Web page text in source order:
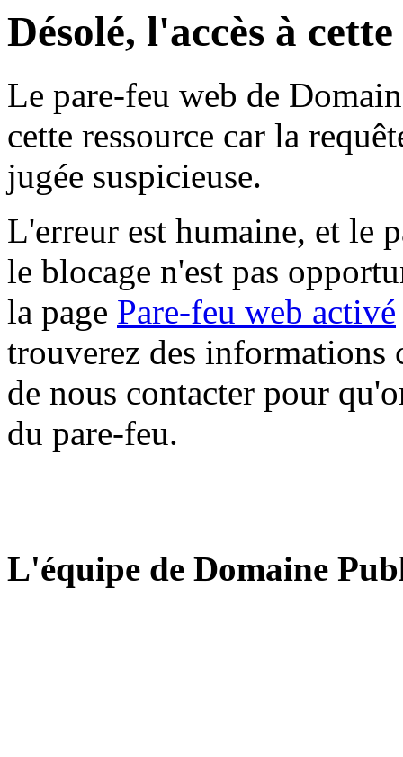
Désolé, l'accès à
Le pare-feu web de
cette ressource car la
jugée suspicieuse.
L'erreur est humaine, et le
le blocage n'est pas
la page Pare-feu web activé
trouverez des informations
de nous contacter pour
du pare-feu.
L'équipe de Domaine